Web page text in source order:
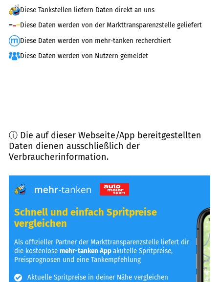
Diese Tankstellen liefern Daten direkt an uns
Diese Daten werden von der Markttransparenzstelle geliefert
Diese Daten werden von mehr-tanken recherchiert
Diese Daten werden von Nutzern gemeldet
ⓘ Die auf dieser Webseite/App bereitgestellten
Daten dienen ausschließlich der
Verbraucherinformation.
Schnell und einfach Spritpreise
vergleichen
Als offizieller Partner der Markttransparenzstelle liefert dir
die kostenlosemehr-tanken Appakutelle Spritpreise,
Preisprognosen und eine Tankempfehlung
Aktuelle Spritpreise in deiner Nähe vergleichen